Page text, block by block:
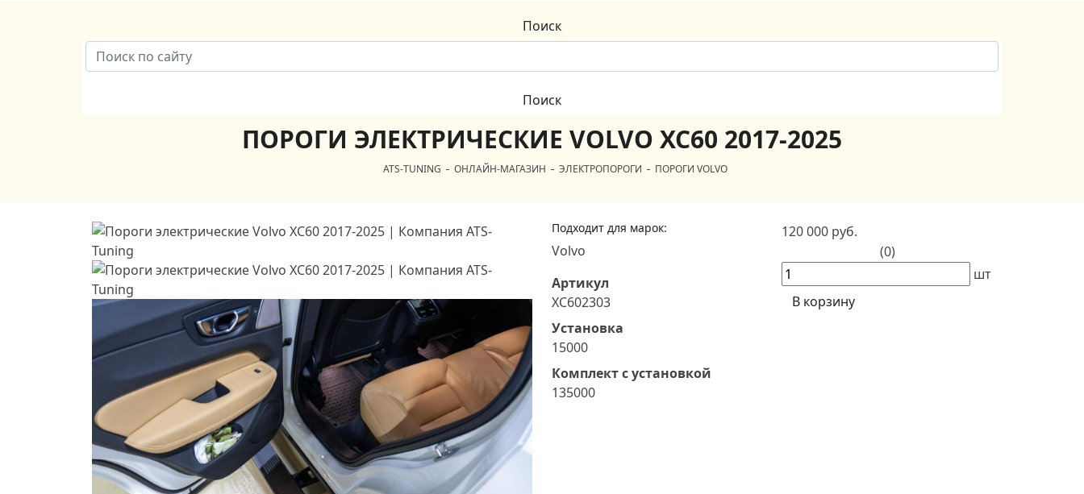
ПОРОГИ ЭЛЕКТРИЧЕСКИЕ VOLVO XC60 2017-2025
ATS-TUNING ОНЛАЙН-МАГАЗИН ЭЛЕКТРОПОРОГИ ПОРОГИ VOLVO
Подходит для марок:
Volvo
Артикул
XC602303
Установка
15000
Комплект с установкой
135000
120 000 руб.
(0)
шт
В корзину